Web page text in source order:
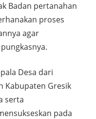
Badan pertanahan
proses
agar
Desa dari
Kabupaten Gresik
serta
pada